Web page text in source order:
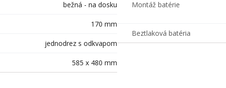
bežná - na dosku
170 mm
jednodrez s odkvapom
585 x 480 mm
Montáž batérie
Beztlaková batéria